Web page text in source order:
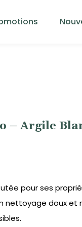
– Argile
pour ses
nettoyage doux et